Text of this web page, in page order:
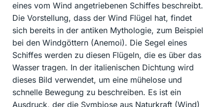
eines vom Wind angetriebenen Schiffes beschreibt.
Die Vorstellung, dass der Wind Flügel hat, findet
sich bereits in der antiken Mythologie, zum Beispiel
bei den Windgöttern (Anemoi). Die Segel eines
Schiffes werden zu diesen Flügeln, die es über das
Wasser tragen. In der italienischen Dichtung wird
dieses Bild verwendet, um eine mühelose und
schnelle Bewegung zu beschreiben. Es ist ein
Ausdruck, der die Symbiose aus Naturkraft (Wind)